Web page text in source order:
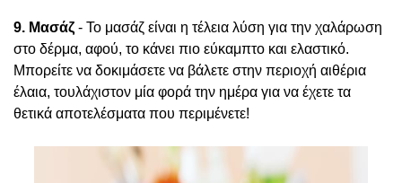
9. Μασάζ - Το μασάζ είναι η τέλεια λύση για την χαλάρωση
στο δέρμα, αφού, το κάνει πιο εύκαμπτο και ελαστικό.
Μπορείτε να δοκιμάσετε να βάλετε στην περιοχή αιθέρια
έλαια, τουλάχιστον μία φορά την ημέρα για να έχετε τα
θετικά αποτελέσματα που περιμένετε!